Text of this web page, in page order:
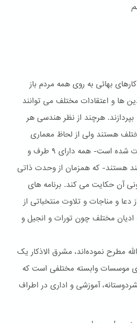
بهائی به روی همه مردم باز
ها و اعتقادات مختلف می توانند
بپردازند. هرچند از نظر هندسی هر
هستند ولی از لحاظ معماری
اصولي کلی در آنها مراعات شده است- همه دارای ۹ طرف و
هستند- که همزمان از وحدت ذاتی
آن حکایت می کند. برنامه های
و مناجات و تلاوت منتخباتی از
ادیان مختلف چون تورات و انجیل و
مطرح نموده‌اند، مشرق الاذکار یک
موسسات وابسته مختلفی است که
آموزشی و اداری در اطراف